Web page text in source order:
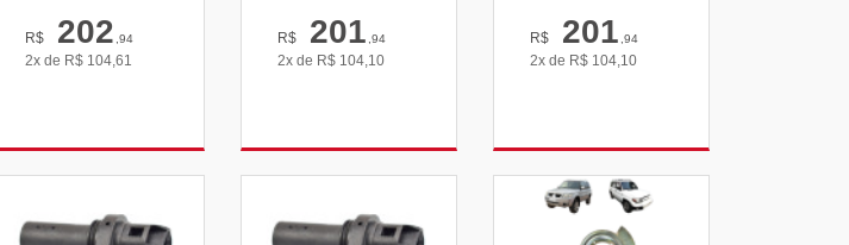
R$ 202,94
2x de R$ 104,61
R$ 201,94
2x de R$ 104,10
R$ 201,94
2x de R$ 104,10